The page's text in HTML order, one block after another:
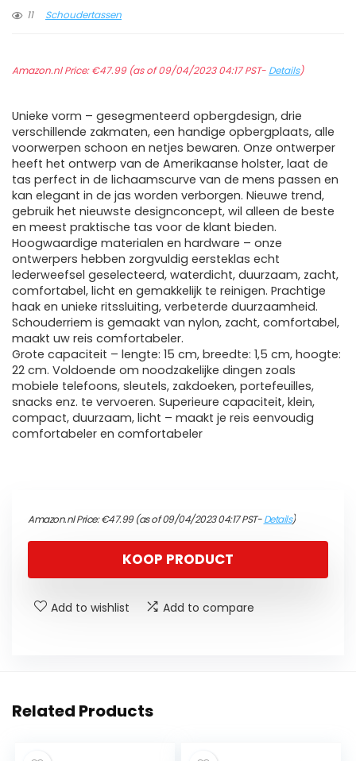
11
Schoudertassen
Amazon.nl Price:€47.99(as of 09/04/2023 04:17 PST- Details)
Unieke vorm – gesegmenteerd opbergdesign, drie
verschillende zakmaten, een handige opbergplaats, alle
voorwerpen schoon en netjes bewaren. Onze ontwerper
heeft het ontwerp van de Amerikaanse holster, laat de
tas perfect in de lichaamscurve van de mens passen en
kan elegant in de jas worden verborgen. Nieuwe trend,
gebruik het nieuwste designconcept, wil alleen de beste
en meest praktische tas voor de klant bieden.
Hoogwaardige materialen en hardware – onze
ontwerpers hebben zorgvuldig eersteklas echt
lederweefsel geselecteerd, waterdicht, duurzaam, zacht,
comfortabel, licht en gemakkelijk te reinigen. Prachtige
haak en unieke ritssluiting, verbeterde duurzaamheid.
Schouderriem is gemaakt van nylon, zacht, comfortabel,
maakt uw reis comfortabeler.
Grote capaciteit – lengte: 15 cm, breedte: 1,5 cm, hoogte:
22 cm. Voldoende om noodzakelijke dingen zoals
mobiele telefoons, sleutels, zakdoeken, portefeuilles,
snacks enz. te vervoeren. Superieure capaciteit, klein,
compact, duurzaam, licht – maakt je reis eenvoudig
comfortabeler en comfortabeler
Amazon.nl Price:€47.99(as of 09/04/2023 04:17 PST-Details)
KOOP PRODUCT
Add to wishlist Add to compare
Related Products